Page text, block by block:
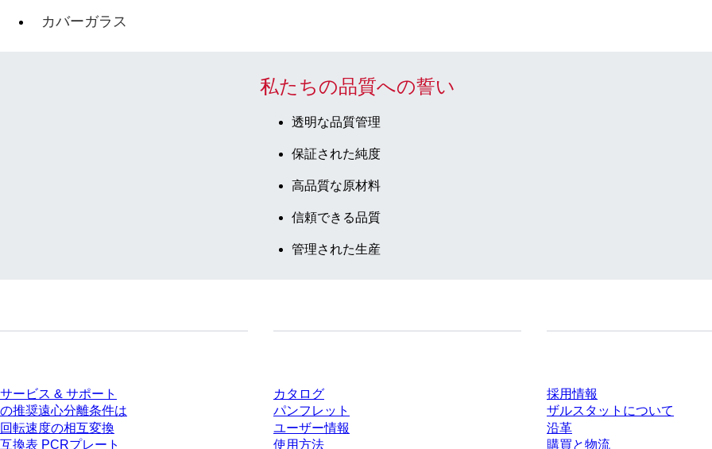
カバーガラス
私たちの品質への誓い
透明な品質管理
保証された純度
高品質な原材料
信頼できる品質
管理された生産
サービス & サポート
の推奨遠心分離条件は
回転速度の相互変換
互換表 PCRプレート
カタログ
パンフレット
ユーザー情報
使用方法
採用情報
ザルスタットについて
沿革
購買と物流